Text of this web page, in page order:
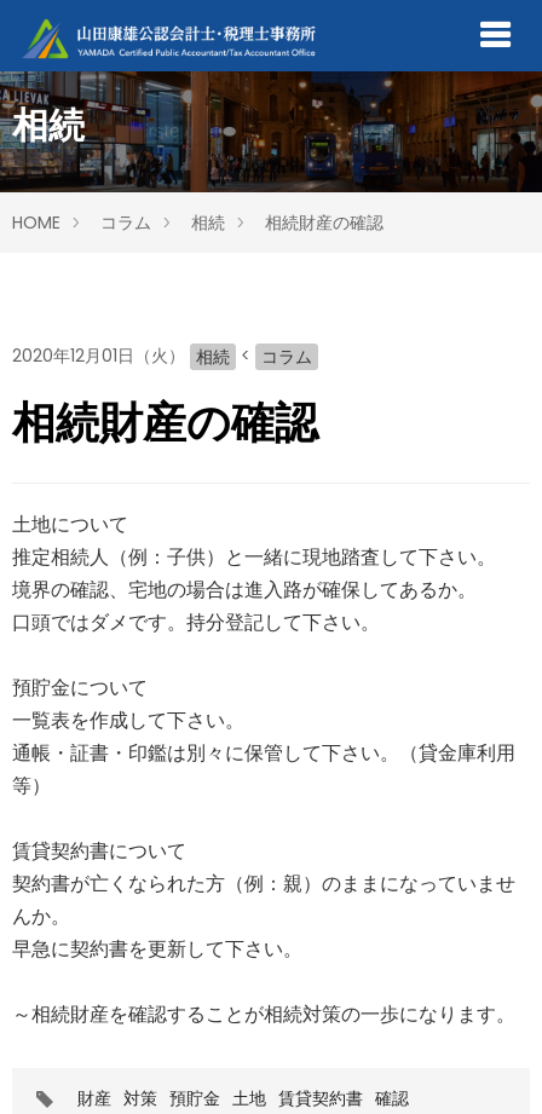
相続
HOME コラム 相続 相続財産の確認
2020年12月01日（火） 相続 < コラム
相続財産の確認
土地について
推定相続人（例：子供）と一緒に現地踏査して下さい。
境界の確認、宅地の場合は進入路が確保してあるか。
口頭ではダメです。持分登記して下さい。
預貯金について
一覧表を作成して下さい。
通帳・証書・印鑑は別々に保管して下さい。（貸金庫利用
等）
賃貸契約書について
契約書が亡くなられた方（例：親）のままになっていませ
んか。
早急に契約書を更新して下さい。
～相続財産を確認することが相続対策の一歩になります。
タ
財産 対策 預貯金 土地 賃貸契約書 確認